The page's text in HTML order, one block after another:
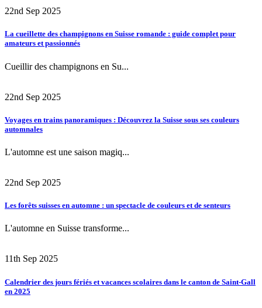
22nd Sep 2025
La cueillette des champignons en Suisse romande : guide complet pour
amateurs et passionnés
Cueillir des champignons en Su...
22nd Sep 2025
Voyages en trains panoramiques : Découvrez la Suisse sous ses couleurs
automnales
L'automne est une saison magiq...
22nd Sep 2025
Les forêts suisses en automne : un spectacle de couleurs et de senteurs
L'automne en Suisse transforme...
11th Sep 2025
Calendrier des jours fériés et vacances scolaires dans le canton de Saint-Gall
en 2025